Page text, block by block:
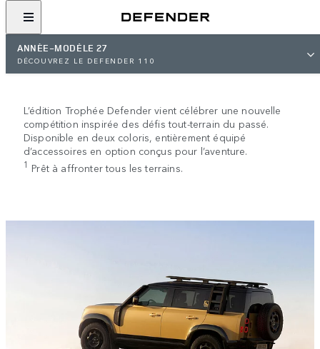
ANNÉE-MODÈLE 27
DÉCOUVREZ LE DEFENDER 110
DEFENDER TROPHY EDITION
L’édition Trophée Defender vient célébrer une nouvelle
compétition inspirée des défis tout-terrain du passé.
Disponible en deux coloris, entièrement équipé
d’accessoires en option conçus pour l’aventure.
1 Prêt à affronter tous les terrains.